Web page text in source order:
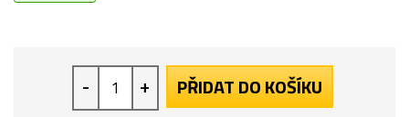
- + PŘIDAT DO KOŠÍKU